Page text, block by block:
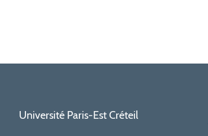
Université Paris-Est Créteil